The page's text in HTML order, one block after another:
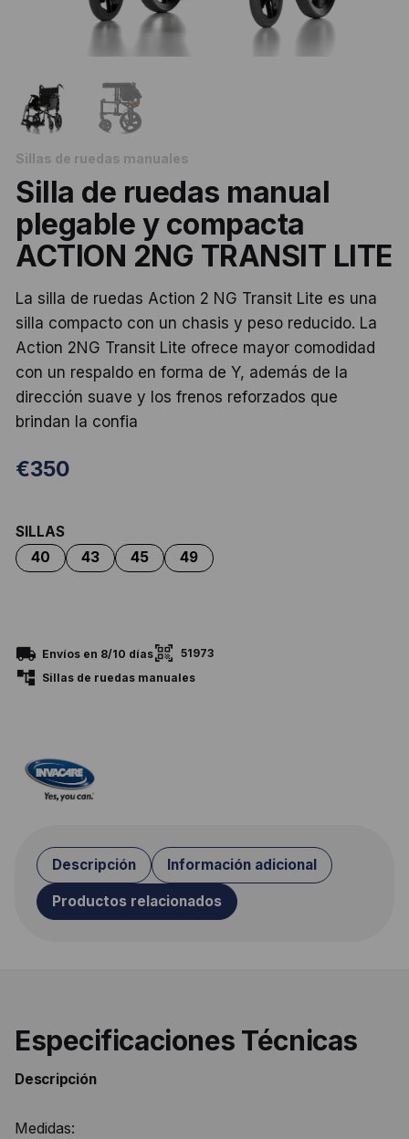
Sillas de ruedas manuales
Silla de ruedas manual
plegable y compacta
ACTION 2NG TRANSIT LITE
La silla de ruedas Action 2 NG Transit Lite es una
silla compacto con un chasis y peso reducido. La
Action 2NG Transit Lite ofrece mayor comodidad
con un respaldo en forma de Y, además de la
dirección suave y los frenos reforzados que
brindan la confia
€350
SILLAS
Envíos en 8/10 días
51973
Sillas de ruedas manuales
Descripción Información adicional
Productos relacionados
Especificaciones Técnicas
Descripción
Medidas: